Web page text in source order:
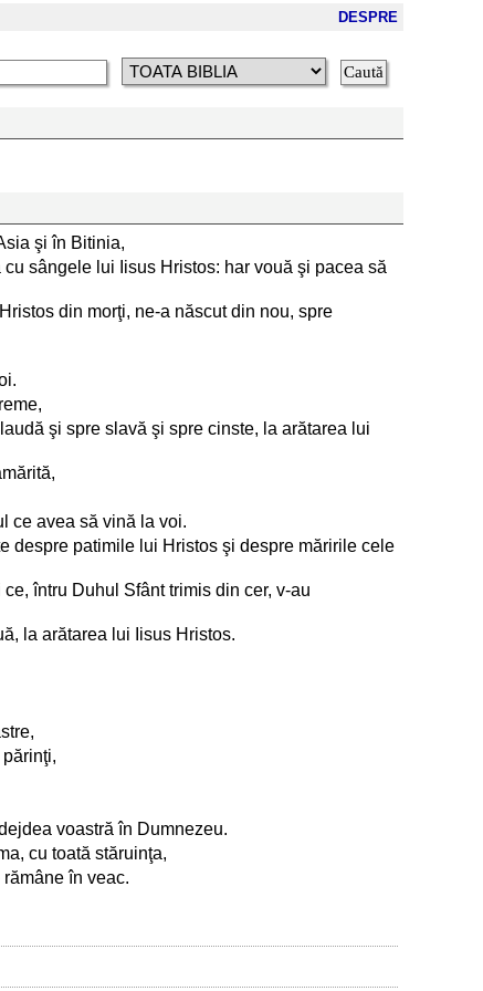
DESPRE
şi în Bitinia,
sângele lui Iisus Hristos: har vouă şi pacea să
din morţi, ne-a născut din nou, spre
şi spre slavă şi spre cinste, la arătarea lui
ce avea să vină la voi.
despre patimile lui Hristos şi despre măririle cele
întru Duhul Sfânt trimis din cer, v-au
la arătarea lui Iisus Hristos.
voastră în Dumnezeu.
cu toată stăruinţa,
în veac.